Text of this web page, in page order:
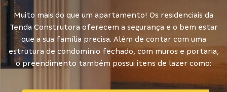
Muito mais do que um apartamento! Os residenciais da
Tenda Construtora oferecem a segurança e o bem estar
que a sua família precisa. Além de contar com uma
estrutura de condomínio fechado, com muros e portaria,
o preendimento também possui itens de lazer como: